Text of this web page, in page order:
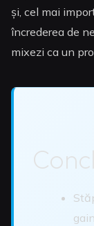
și, cel mai
încrederea de
mixezi ca un